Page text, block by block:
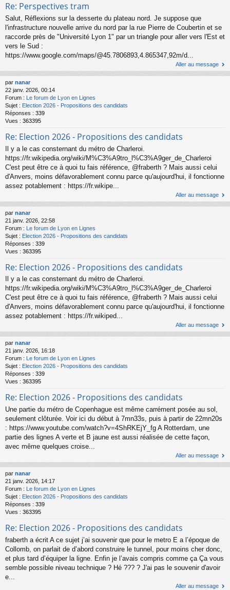
Re: Perspectives tram
Salut, Réflexions sur la desserte du plateau nord. Je suppose que
l'infrastructure nouvelle arrive du nord par la rue Pierre de Coubertin et se
raccorde près de "Université Lyon 1" par un triangle pour aller vers l'Est et
vers le Sud :
https://www.google.com/maps/@45.7806893,4.865347,92m/d...
Aller au message
par nanar
22 janv. 2026, 00:14
Forum : Le forum de Lyon en Lignes
Sujet : Election 2026 - Propositions des candidats
Réponses : 339
Vues : 363395
Re: Election 2026 - Propositions des candidats
Il y a le cas consternant du métro de Charleroi.
https://fr.wikipedia.org/wiki/M%C3%A9tro_l%C3%A9ger_de_Charleroi
C'est peut être ce à quoi tu fais référence, @fraberth ? Mais aussi celui
d'Anvers, moins défavorablement connu parce qu'aujourd'hui, il fonctionne
assez potablement : https://fr.wikipe...
Aller au message
par nanar
21 janv. 2026, 22:58
Forum : Le forum de Lyon en Lignes
Sujet : Election 2026 - Propositions des candidats
Réponses : 339
Vues : 363395
Re: Election 2026 - Propositions des candidats
Il y a le cas consternant du métro de Charleroi.
https://fr.wikipedia.org/wiki/M%C3%A9tro_l%C3%A9ger_de_Charleroi
C'est peut être ce à quoi tu fais référence, @fraberth ? Mais aussi celui
d'Anvers, moins défavorablement connu parce qu'aujourd'hui, il fonctionne
assez potablement : https://fr.wikiped...
Aller au message
par nanar
21 janv. 2026, 16:18
Forum : Le forum de Lyon en Lignes
Sujet : Election 2026 - Propositions des candidats
Réponses : 339
Vues : 363395
Re: Election 2026 - Propositions des candidats
Une partie du métro de Copenhague est même carrément posée au sol,
seulement clôturée. Voir ici du début à 7mn33s, puis à partir de 22mn20s
: https://www.youtube.com/watch?v=4ShRKEjY_fg A Rotterdam, une
partie des lignes A verte et B jaune est aussi réalisée de cette façon,
avec même quelques croise...
Aller au message
par nanar
21 janv. 2026, 14:17
Forum :
Le forum de Lyon en Lignes
Sujet : Election 2026 - Propositions des candidats
Réponses : 339
Vues : 363395
Re: Election 2026 - Propositions des candidats
fraberth a écrit A ce sujet j’ai souvenir que pour le metro E a l’époque de
Collomb, on parlait de d’abord construire le tunnel, pour moins cher donc,
et plus tard d’équiper la ligne. Enfin je l’avais compris comme ça Ça vous
semble possible niveau technique ? Hé ??? ? J'ai pas le souvenir d'avoir
e...
Aller au message